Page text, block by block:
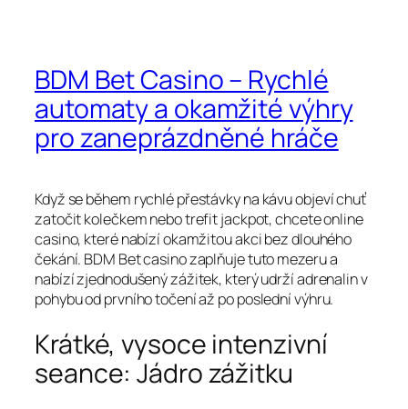
BDM Bet Casino – Rychlé
automaty a okamžité výhry
pro zaneprázdněné hráče
Když se během rychlé přestávky na kávu objeví chuť
zatočit kolečkem nebo trefit jackpot, chcete online
casino, které nabízí okamžitou akci bez dlouhého
čekání. BDM Bet casino zaplňuje tuto mezeru a
nabízí zjednodušený zážitek, který udrží adrenalin v
pohybu od prvního točení až po poslední výhru.
Krátké, vysoce intenzivní
seance: Jádro zážitku